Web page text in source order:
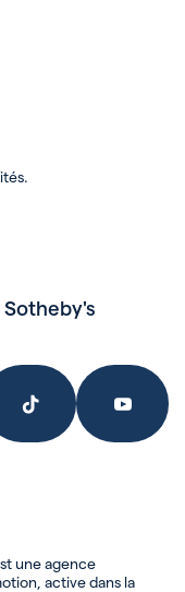
une agence
active dans la